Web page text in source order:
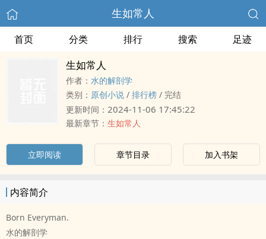
生如常人
首页 分类 排行 搜索 足迹
生如常人
作者： 水的解剖学
类别： 原创小说 / 排行榜 / 完结
更新时间： 2024-11-06 17:45:22
最新章节： 生如常人
立即阅读 章节目录 加入书架
内容简介
Born Everyman.
水的解剖学